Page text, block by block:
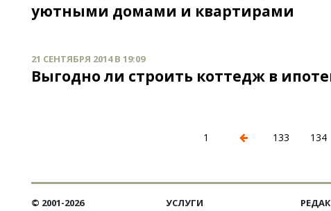
уютными домами и квартирами
21 СЕНТЯБРЯ 2014 В 19:09
Выгодно ли строить коттедж в
1 133 134
© 2001-2026
УСЛУГИ